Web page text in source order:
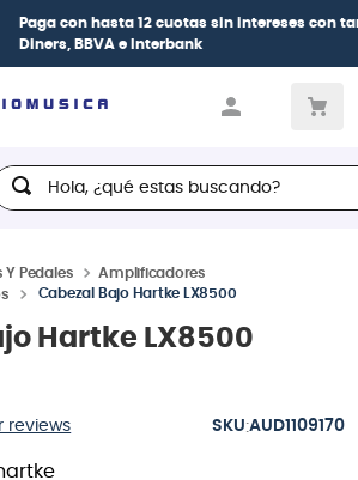
cuotas sin interesescon tarjetasBCP Visa,
¿qué estas buscando?
Pedales
Amplificadores
Cabezal Bajo Hartke LX8500
Hartke LX8500
reviews :AUD1109170